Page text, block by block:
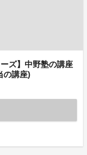
ズ】中野塾の講座
の講座)